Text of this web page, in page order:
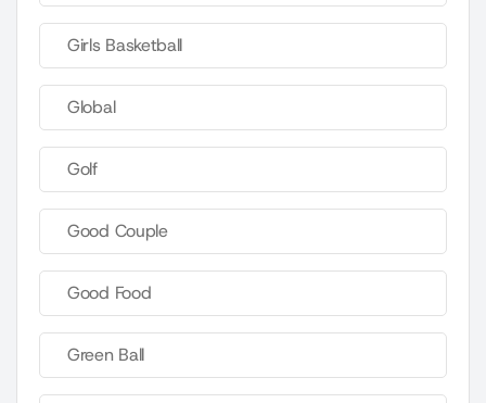
Girls Basketball
Global
Golf
Good Couple
Good Food
Green Ball